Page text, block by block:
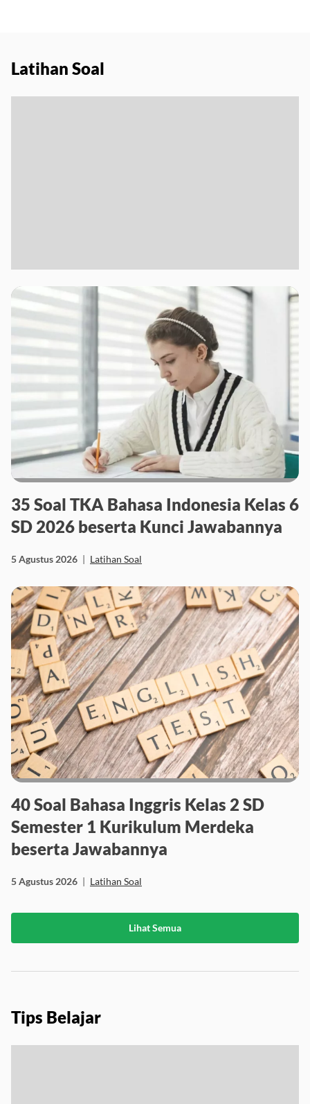
Latihan Soal
35 Soal TKA Bahasa Indonesia Kelas 6
SD 2026 beserta Kunci Jawabannya
5 Agustus 2026 | Latihan Soal
40 Soal Bahasa Inggris Kelas 2 SD
Semester 1 Kurikulum Merdeka
beserta Jawabannya
5 Agustus 2026 | Latihan Soal
Lihat Semua
Tips Belajar